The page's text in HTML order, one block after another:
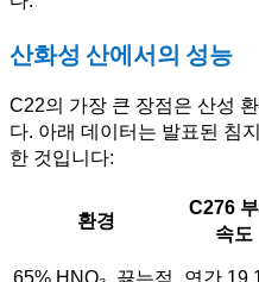
산화성 산에서의 성능
C22의 가장 큰 장점은 산성
다. 아래 데이터는 발표된 침
한 것입니다:
환경
C276
속도
65% HNO₃, 끓는점 연간